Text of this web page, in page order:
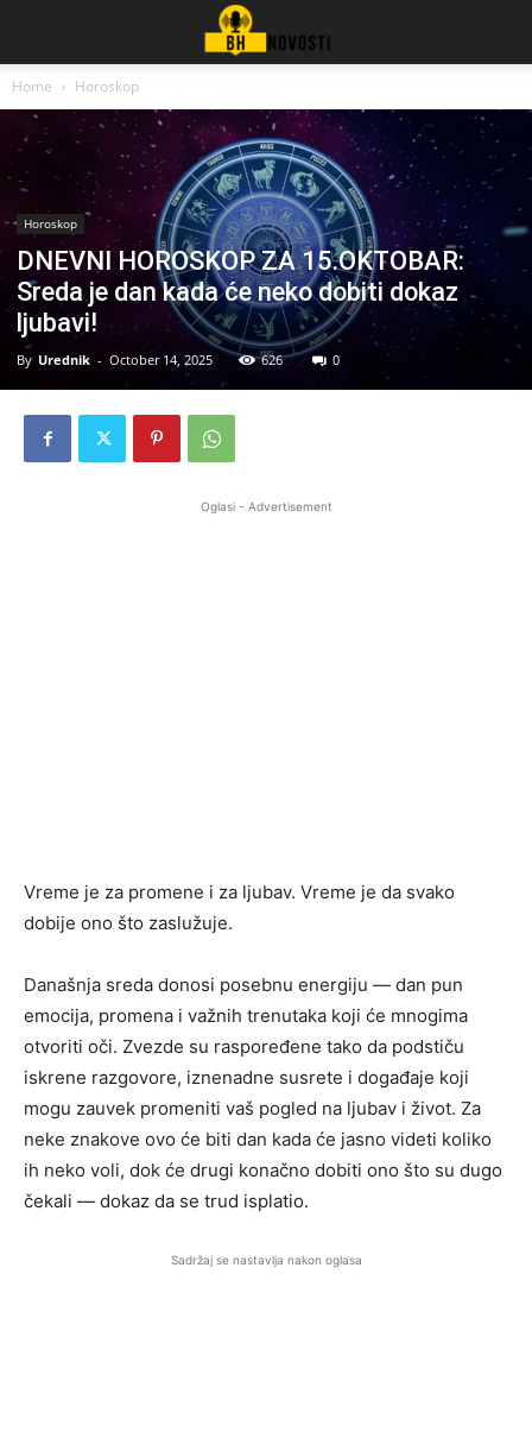
Home Horoskop
Horoskop
DNEVNI HOROSKOP ZA 15.OKTOBAR:
Sreda je dan kada će neko dobiti dokaz
ljubavi!
By Urednik - October 14, 2025 626 0
Oglasi - Advertisement
Vreme je za promene i za ljubav. Vreme je da svako
dobije ono što zaslužuje.
Današnja sreda donosi posebnu energiju — dan pun
emocija, promena i važnih trenutaka koji će mnogima
otvoriti oči. Zvezde su raspoređene tako da podstiču
iskrene razgovore, iznenadne susrete i događaje koji
mogu zauvek promeniti vaš pogled na ljubav i život. Za
neke znakove ovo će biti dan kada će jasno videti koliko
ih neko voli, dok će drugi konačno dobiti ono što su dugo
čekali — dokaz da se trud isplatio.
Sadržaj se nastavlja nakon oglasa